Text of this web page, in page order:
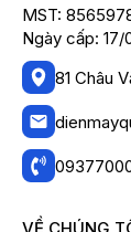
MST:
Ngày cấp: 17/
81 Châu